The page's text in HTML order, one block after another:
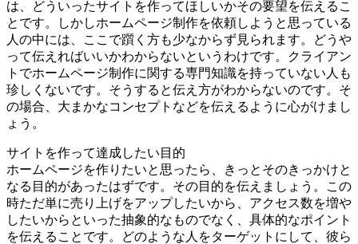
は、どういったサイトを作ってほしいかその要望を伝えるこ
とです。しかしホームページ制作を依頼しようと思っている
人の中には、ここで躓く方も少なからず見られます。どうや
って伝えればいいかわからないというわけです。クライアン
トでホームページ制作に関する専門知識を持っていない人も
珍しくないです。そうすると伝え方がわからないのです。そ
の場合、大まかなコンセプトなどを伝えるように心がけまし
ょう。
サイトを作って達成したい目的
ホームページを作りたいと思ったら、きっとそのきっかけと
なる目的があったはずです。その目的を伝えましょう。この
時ただ単に売り上げをアップしたいから、アクセス数を増や
したいからといった抽象的なものでなく、具体的なポイント
を伝えることです。どのような人をターゲットにして、彼ら